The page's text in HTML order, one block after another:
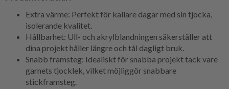
Extra värme: Perfekt för kallare dagar med sin tjocka,
isolerande kvalitet.
Hållbarhet: Ull- och akrylblandningen säkerställer att
dina projekt håller längre och tål dagligt bruk.
Snabb framsteg: Idealiskt för snabba projekt tack vare
garnets tjocklek, vilket möjliggör snabbare
stickframsteg.